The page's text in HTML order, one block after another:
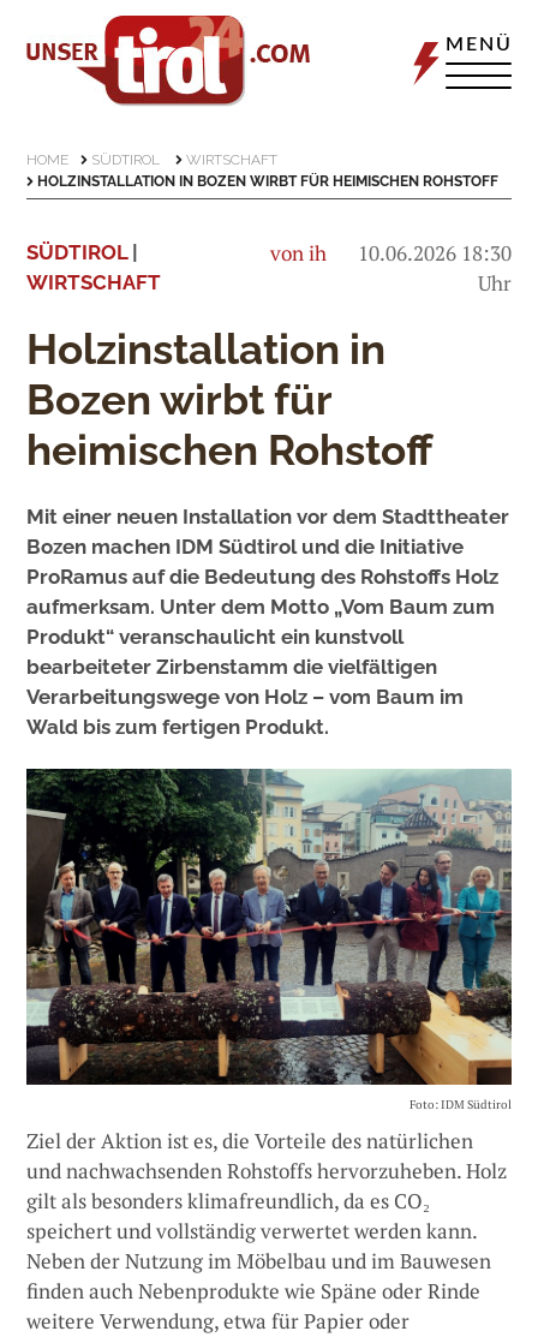
MENÜ
HOME SÜDTIROL
WIRTSCHAFT
HOLZINSTALLATION IN BOZEN WIRBT FÜR HEIMISCHEN ROHSTOFF
SÜDTIROL|
WIRTSCHAFT
von ih
10.06.2026 18:30
Uhr
Holzinstallation in
Bozen wirbt für
heimischen Rohstoff
Mit einer neuen Installation vor dem Stadttheater
Bozen machen IDM Südtirol und die Initiative
ProRamus auf die Bedeutung des Rohstoffs Holz
aufmerksam. Unter dem Motto „Vom Baum zum
Produkt“ veranschaulicht ein kunstvoll
bearbeiteter Zirbenstamm die vielfältigen
Verarbeitungswege von Holz – vom Baum im
Wald bis zum fertigen Produkt.
Foto: IDM Südtirol
Ziel der Aktion ist es, die Vorteile des natürlichen
und nachwachsenden Rohstoffs hervorzuheben. Holz
gilt als besonders klimafreundlich, da es CO₂
speichert und vollständig verwertet werden kann.
Neben der Nutzung im Möbelbau und im Bauwesen
finden auch Nebenprodukte wie Späne oder Rinde
weitere Verwendung, etwa für Papier oder